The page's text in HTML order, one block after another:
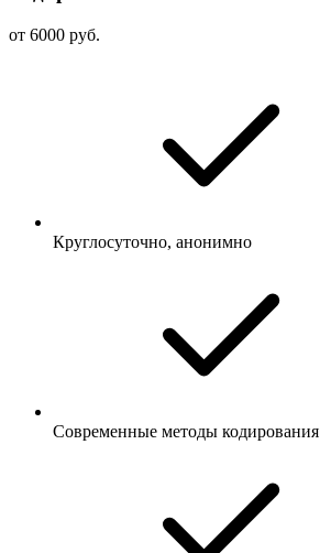
от 6000 руб.
Круглосуточно, анонимно
Современные методы кодирования